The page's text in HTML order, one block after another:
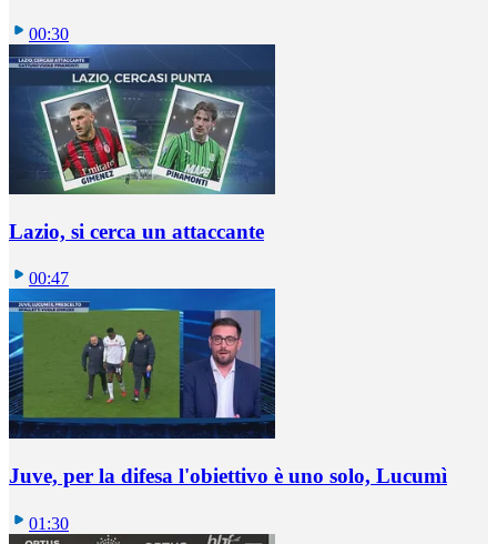
00:30
Lazio, si cerca un attaccante
00:47
Juve, per la difesa l'obiettivo è uno solo, Lucumì
01:30